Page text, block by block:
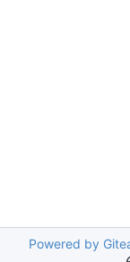
Powered by